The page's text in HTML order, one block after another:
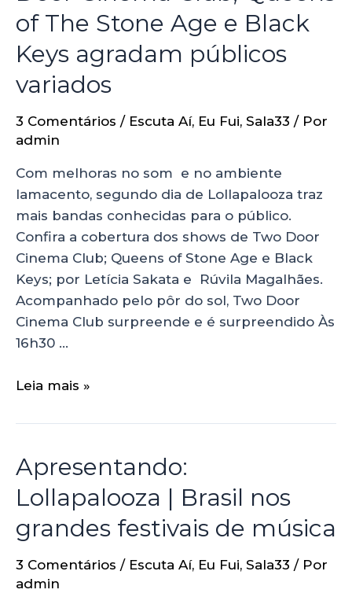
of The Stone Age e Black
Keys agradam públicos
variados
3 Comentários / Escuta Aí, Eu Fui, Sala33 / Por
admin
Com melhoras no som e no ambiente
lamacento, segundo dia de Lollapalooza traz
mais bandas conhecidas para o público.
Confira a cobertura dos shows de Two Door
Cinema Club; Queens of Stone Age e Black
Keys; por Letícia Sakata e Rúvila Magalhães.
Acompanhado pelo pôr do sol, Two Door
Cinema Club surpreende e é surpreendido Às
16h30 …
Leia mais »
Apresentando:
Lollapalooza | Brasil nos
grandes festivais de música
3 Comentários / Escuta Aí, Eu Fui, Sala33 / Por
admin